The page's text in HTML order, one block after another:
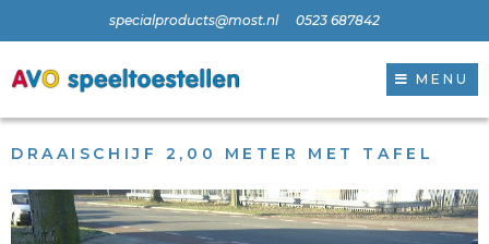
specialproducts@most.nl 0523 687842
MENU
DRAAISCHIJF 2,00 METER MET TAFEL